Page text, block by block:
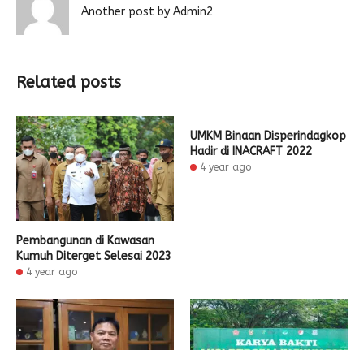
Another post by Admin2
Related posts
Pembangunan di Kawasan
Kumuh Diterget Selesai 2023
4 year ago
UMKM Binaan Disperindagkop
Hadir di INACRAFT 2022
4 year ago